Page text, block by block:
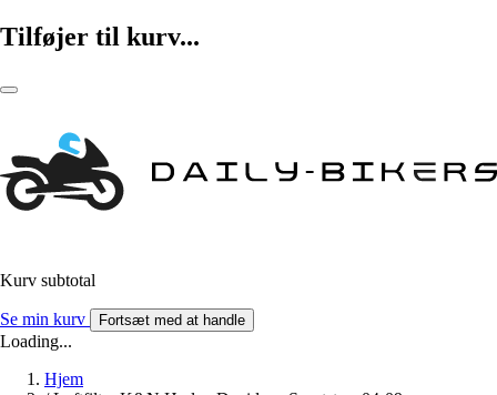
Tilføjer til kurv...
Kurv subtotal
Se min kurv Fortsæt med at handle
Loading...
Hjem